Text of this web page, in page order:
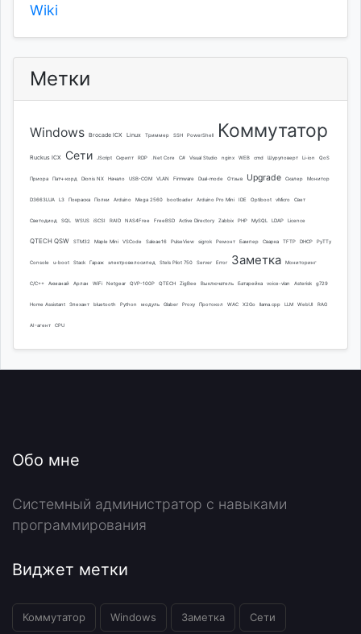
Wiki
Метки
Windows Brocade ICX Linux Триммер SSH PowerShell Коммутатор
Ruckus ICX Сети JScript Скрипт RDP .Net Core C# Visual Studio nginx WEB cmd Шуруповерт Li-ion QoS
Приора Патч-корд Dionis NX Начало USB-COM VLAN Firmware Dual-mode Отзыв Upgrade Скалер Монитор
D3663LUA L3 Покраска Полки Arduino Mega 2560 bootloader Arduino Pro Mini IDE Optiboot vMicro Свет
Светодиод SQL WSUS iSCSI RAID NAS4Free FreeBSD Active Directory Zabbix PHP MySQL LDAP Licence
QTECH QSW STM32 Maple Mini VSCode Saleae16 PulseView sigrok Ремонт Бампер Сварка TFTP DHCP PyTTy
Console u-boot Stack Гараж электровелосипед Stels Pilot 750 Server Error Заметка Мониторинг
C/C++ Акманай Арлан WiFi Netgear QVP-100P QTECH ZigBee Выключатель Батарейка voice-vlan Asterisk g729
Home Assistant Элехант bluetooth Python модуль Glaber Proxy Протокол WAC X2Go llama.cpp LLM WebUI RAG
AI-агент CPU
Обо мне
Системный администратор с навыками
программирования
Виджет метки
Коммутатор Windows Заметка Сети